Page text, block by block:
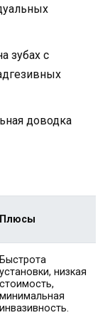
зубах с
доводка
Плюсы
Быстрота
установки, низкая
стоимость,
минимальная
инвазивность.